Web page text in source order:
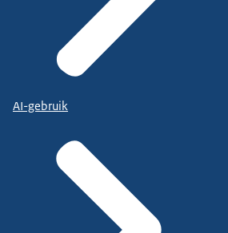
AI-gebruik